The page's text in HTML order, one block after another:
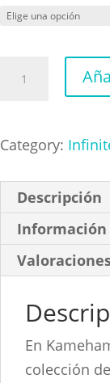
cantidad
Category:
Descripción
En
colección